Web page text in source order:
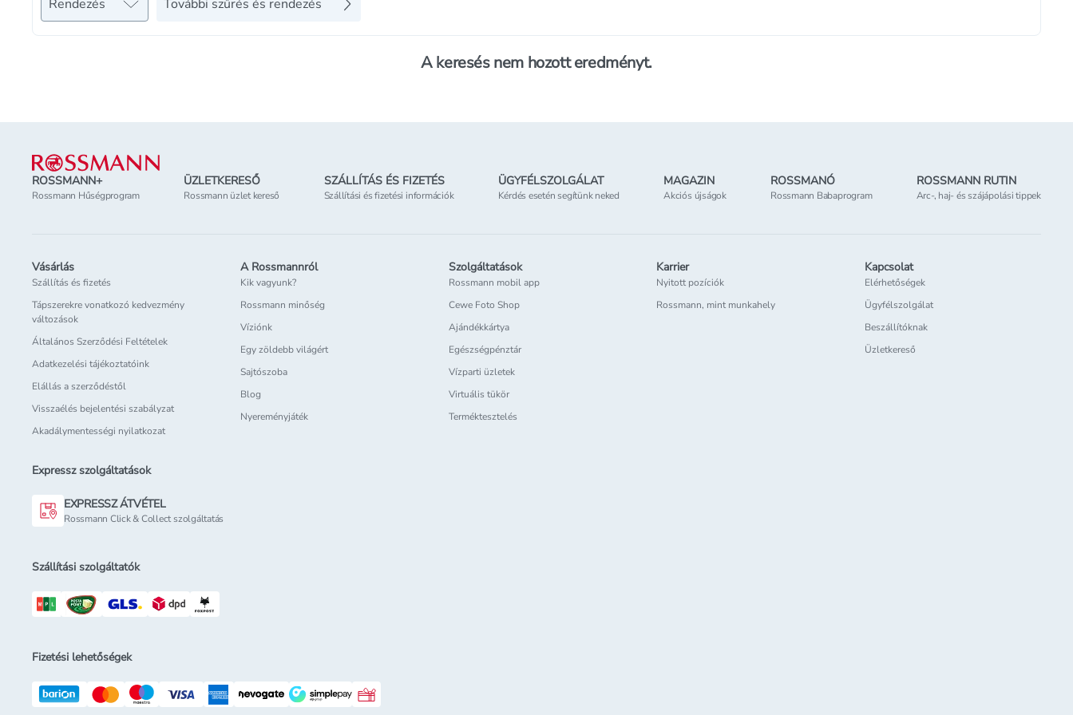
Rendezés További szűrés és rendezés
A keresés nem hozott eredményt.
Lábléc
ROSSMANN+
Rossmann Hűségprogram
ÜZLETKERESŐ
Rossmann üzlet kereső
SZÁLLÍTÁS ÉS FIZETÉS
Szállítási és fizetési információk
ÜGYFÉLSZOLGÁLAT
Kérdés esetén segítünk neked
MAGAZIN
Akciós újságok
ROSSMANÓ
Rossmann Babaprogram
ROSSMANN RUTIN
Arc-, haj- és szájápolási tippek
Vásárlás
Szállítás és fizetés
Tápszerekre vonatkozó kedvezmény
változások
Általános Szerződési Feltételek
Adatkezelési tájékoztatóink
Elállás a szerződéstől
Visszaélés bejelentési szabályzat
Akadálymentességi nyilatkozat
A Rossmannról
Kik vagyunk?
Rossmann minőség
Víziónk
Egy zöldebb világért
Sajtószoba
Blog
Nyereményjáték
Szolgáltatások
Rossmann mobil app
Cewe Foto Shop
Ajándékkártya
Egészségpénztár
Vízparti üzletek
Virtuális tükör
Terméktesztelés
Karrier
Nyitott pozíciók
Rossmann, mint munkahely
Kapcsolat
Elérhetőségek
Ügyfélszolgálat
Beszállítóknak
Üzletkereső
Expressz szolgáltatások
EXPRESSZ ÁTVÉTEL
Rossmann Click & Collect szolgáltatás
Szállítási szolgáltatók
Fizetési lehetőségek
Rossmann ajándékkártya